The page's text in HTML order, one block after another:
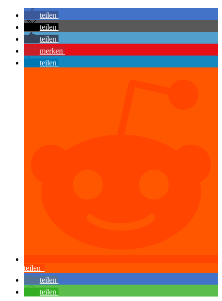
teilen
teilen
teilen
merken
teilen
teilen
teilen
teilen